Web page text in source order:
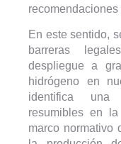
recomendaciones
En este sentido,
barreras
despliegue a
hidrógeno en
identifica una
resumibles en
marco normativo